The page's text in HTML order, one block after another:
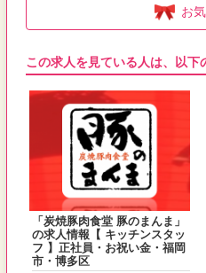
お
この求人を見ている人は、以下
「炭焼豚肉食堂 豚のまんま」
の求人情報【 キッチンスタッ
フ 】正社員・お祝い金・福岡
市・博多区